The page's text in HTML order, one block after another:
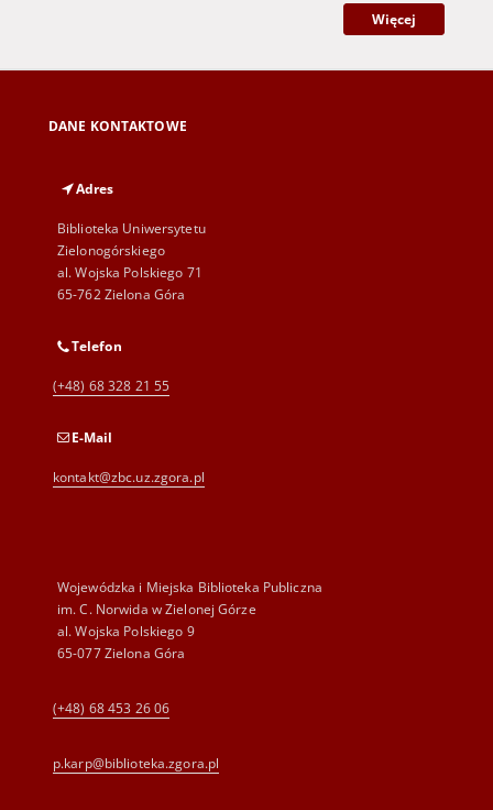
Więcej
DANE KONTAKTOWE
Adres
Biblioteka Uniwersytetu
Zielonogórskiego
al. Wojska Polskiego 71
65-762 Zielona Góra
Telefon
(+48) 68 328 21 55
E-Mail
kontakt@zbc.uz.zgora.pl
Wojewódzka i Miejska Biblioteka Publiczna
im. C. Norwida w Zielonej Górze
al. Wojska Polskiego 9
65-077 Zielona Góra
(+48) 68 453 26 06
p.karp@biblioteka.zgora.pl